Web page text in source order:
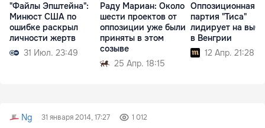
"Файлы Эпштейна":
Минюст США по
ошибке раскрыл
личности жертв
31 Июл. 23:49
Раду Мариан: Около
шести проектов от
оппозиции уже были
приняты в этом
созыве
25 Апр. 18:15
Оппозиционная
партия "Тиса"
лидирует на
в Венгрии
12 Апр. 21:28
Ng 31 января 2014, 17:27 1 012